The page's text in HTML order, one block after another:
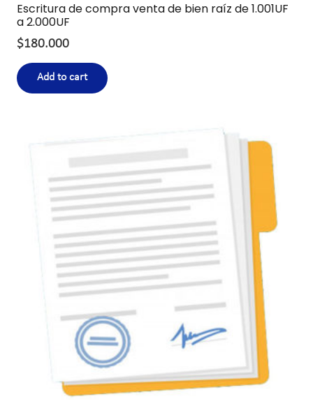
Escritura de compra venta de bien raíz de 1.001UF
a 2.000UF
$180.000
Add to cart